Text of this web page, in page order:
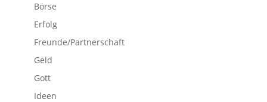
Börse
Erfolg
Freunde/Partnerschaft
Geld
Gott
Ideen